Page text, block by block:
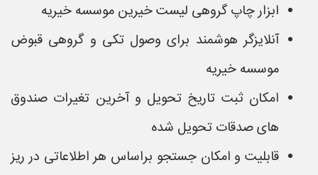
ابزار چاپ گروهی لیست خیرین موسسه خیریه
آنلایزگر هوشمند برای وصول تکی و گروهی قبوض
موسسه خیریه
امکان ثبت تاریخ تحویل و آخرین تغیرات صندوق
های صدقات تحویل شده
قابلیت و امکان جستجو براساس هر اطلاعاتی در ریز